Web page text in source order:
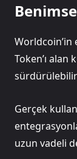
Worldcoin’in
Token’ı alan
Gerçek
uzun vadeli